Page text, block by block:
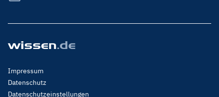
Footer
Menu
Legal
Impressum
Datenschutz
Datenschutzeinstellungen